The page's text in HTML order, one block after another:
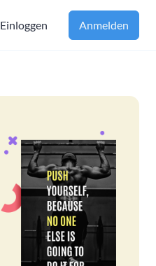
Einloggen Anmelden